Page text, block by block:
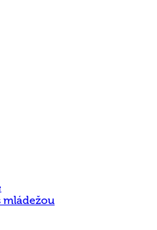
mládežou